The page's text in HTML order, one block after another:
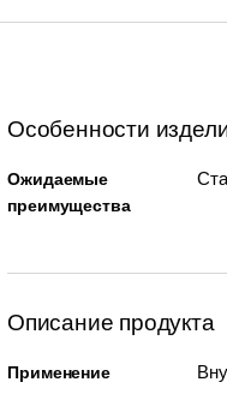
Особенности
Ожидаемые
преимущества
Описание продукта
Применение